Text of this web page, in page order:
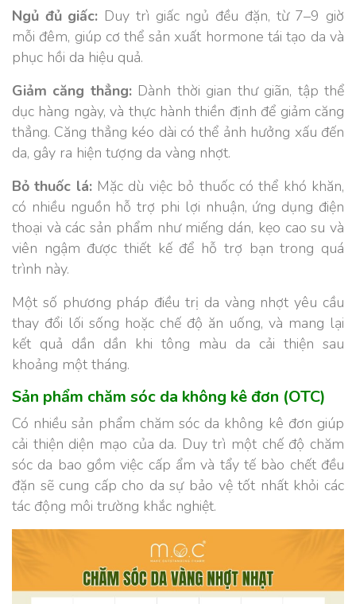
Ngủ đủ giấc: Duy trì giấc ngủ đều đặn, từ 7–9 giờ
mỗi đêm, giúp cơ thể sản xuất hormone tái tạo da và
phục hồi da hiệu quả.
Giảm căng thẳng:Dành thời gian thư giãn, tập thể
dục hàng ngày, và thực hành thiền định để giảm căng
thẳng. Căng thẳng kéo dài có thể ảnh hưởng xấu đến
da, gây ra hiện tượng da vàng nhợt.
Bỏ thuốc lá: Mặc dù việc bỏ thuốc có thể khó khăn,
có nhiều nguồn hỗ trợ phi lợi nhuận, ứng dụng điện
thoại và các sản phẩm như miếng dán, kẹo cao su và
viên ngậm được thiết kế để hỗ trợ bạn trong quá
trình này.
Một số phương pháp điều trị da vàng nhợt yêu cầu
thay đổi lối sống hoặc chế độ ăn uống, và mang lại
kết quả dần dần khi tông màu da cải thiện sau
khoảng một tháng.
Sản phẩm chăm sóc da không kê đơn (OTC)
Có nhiều sản phẩm chăm sóc da không kê đơn giúp
cải thiện diện mạo của da. Duy trì một chế độ chăm
sóc da bao gồm việc cấp ẩm và tẩy tế bào chết đều
đặn sẽ cung cấp cho da sự bảo vệ tốt nhất khỏi các
tác động môi trường khắc nghiệt.